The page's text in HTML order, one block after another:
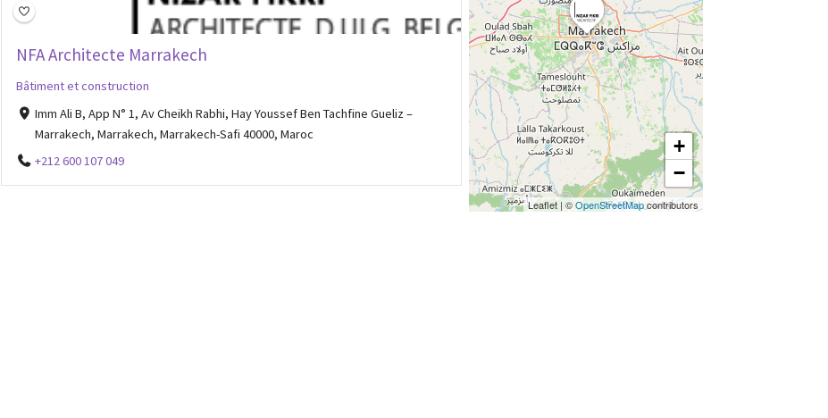
NFA Architecte Marrakech
Bâtiment et construction
Imm Ali B, App N° 1, Av Cheikh Rabhi, Hay Youssef Ben Tachfine Gueliz –
Marrakech, Marrakech, Marrakech-Safi 40000, Maroc
+212 600 107 049
+
−
Leaflet | ©OpenStreetMapcontributors